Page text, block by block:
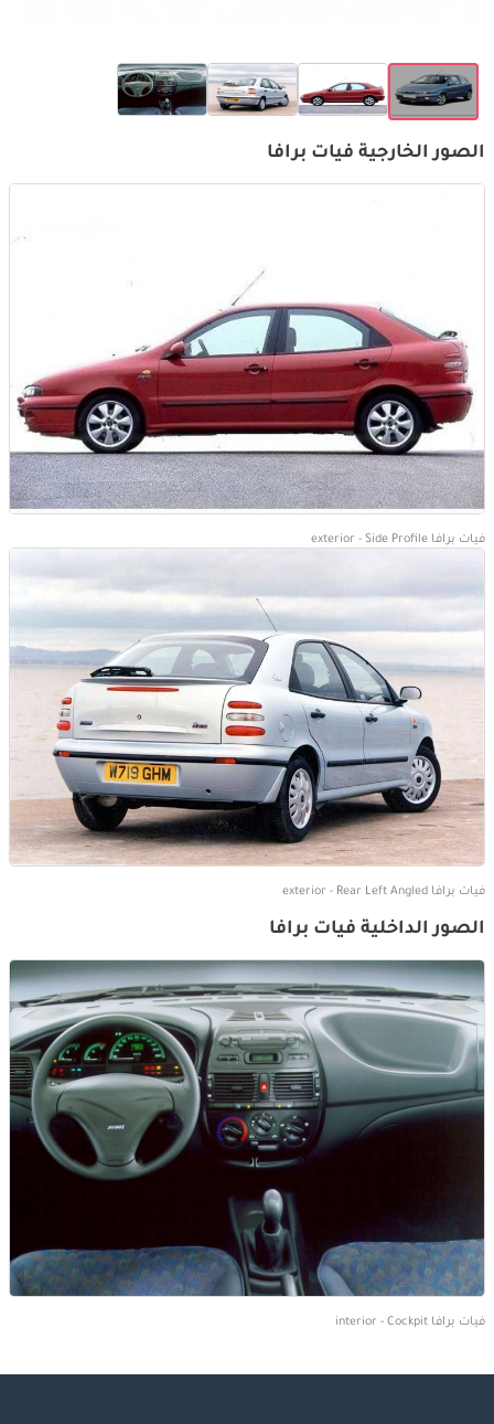
الصور الخارجية فيات برافا
فيات برافا exterior - Side Profile
فيات برافا exterior - Rear Left Angled
الصور الداخلية فيات برافا
فيات برافا interior - Cockpit